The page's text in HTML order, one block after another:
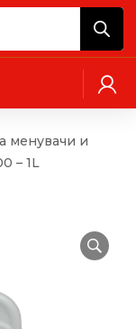
менувачи и
– 1L